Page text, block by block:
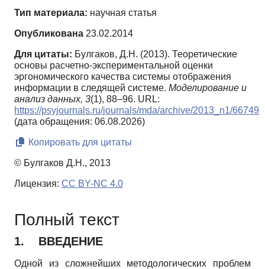
Тип материала: научная статья
Опубликована 23.02.2014
Для цитаты: Булгаков, Д.Н. (2013). Теоретические
основы расчетно-экспериментальной оценки
эргономического качества системы отображения
информации в следящей системе. Моделирование и
анализ данных, 3(1), 88–96. URL:
https://psyjournals.ru/journals/mda/archive/2013_n1/66749
(дата обращения: 06.08.2026)
Копировать для цитаты
© Булгаков Д.Н., 2013
Лицензия: CC BY-NC 4.0
Полный текст
1. ВВЕДЕНИЕ
Одной из сложнейших методологических проблем